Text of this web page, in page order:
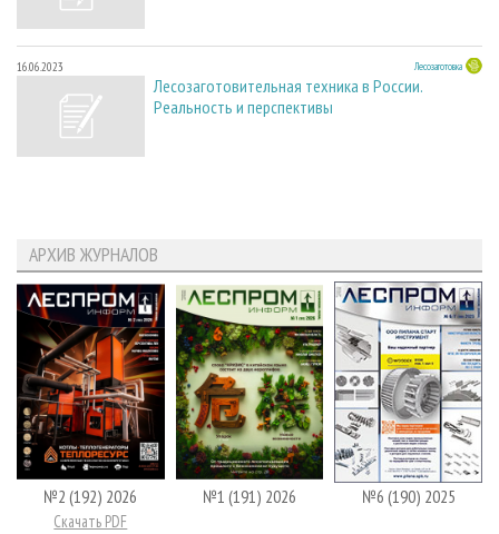
16.06.2023 Лесозаготовка
Лесозаготовительная техника в России.
Реальность и перспективы
АРХИВ ЖУРНАЛОВ
№2 (192) 2026
Скачать PDF
№1 (191) 2026 №6 (190) 2025